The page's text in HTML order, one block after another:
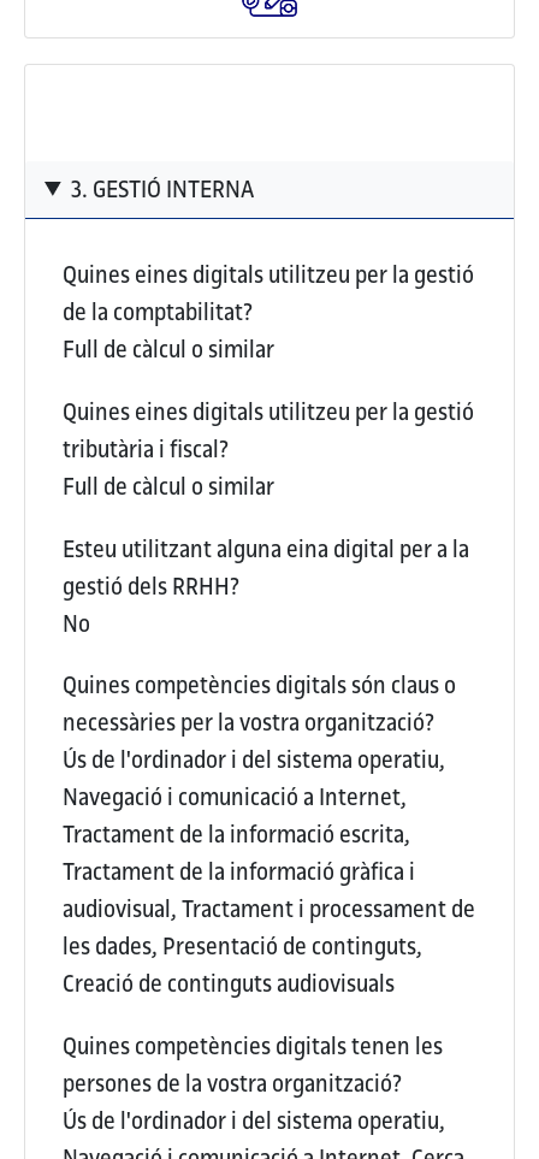
3. GESTIÓ INTERNA
Quines eines digitals utilitzeu per la gestió
de la comptabilitat?
Full de càlcul o similar
Quines eines digitals utilitzeu per la gestió
tributària i fiscal?
Full de càlcul o similar
Esteu utilitzant alguna eina digital per a la
gestió dels RRHH?
No
Quines competències digitals són claus o
necessàries per la vostra organització?
Ús de l'ordinador i del sistema operatiu,
Navegació i comunicació a Internet,
Tractament de la informació escrita,
Tractament de la informació gràfica i
audiovisual, Tractament i processament de
les dades, Presentació de continguts,
Creació de continguts audiovisuals
Quines competències digitals tenen les
persones de la vostra organització?
Ús de l'ordinador i del sistema operatiu,